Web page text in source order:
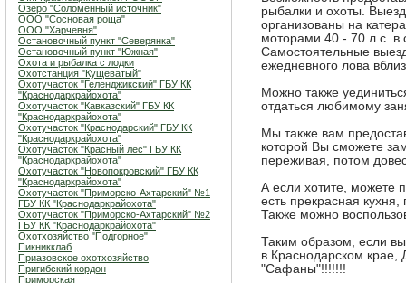
Озеро "Соломенный источник"
ООО "Сосновая роща"
ООО "Харчевня"
Остановочный пункт "Северянка"
Остановочный пункт "Южная"
Охота и рыбалка с лодки
Охотстанция "Кущеватый"
Охотучасток "Геленджикский" ГБУ КК
"Краснодаркрайохота"
Охотучасток "Кавказский" ГБУ КК
"Краснодаркрайохота"
Охотучасток "Краснодарский" ГБУ КК
"Краснодаркрайохота"
Охотучасток "Красный лес" ГБУ КК
"Краснодаркрайохота"
Охотучасток "Новопокровский" ГБУ КК
"Краснодаркрайохота"
Охотучасток "Приморско-Ахтарский" №1
ГБУ КК "Краснодаркрайохота"
Охотучасток "Приморско-Ахтарский" №2
ГБУ КК "Краснодаркрайохота"
Охотхозяйство "Подгорное"
Пикникклаб
Приазовское охотхозяйство
Пригибский кордон
Приморская
рыбалки и охоты.
организованы на
моторами 40 - 70 л.с. в
Самостоятельные
ежедневного лова
Можно также
отдаться любимому
Мы также вам
которой Вы сможете
переживая, потом
А если хотите, можете
есть прекрасная
Также можно
Таким образом, если
в Краснодарском
"Сафаны"!!!!!!!